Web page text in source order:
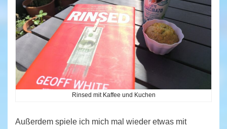
Rinsed mit Kaffee und Kuchen
Außerdem spiele ich mich mal wieder etwas mit